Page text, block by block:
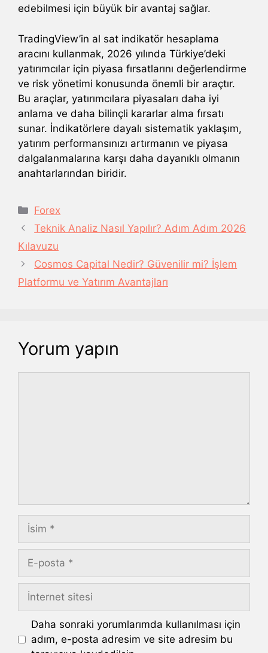
edebilmesi için büyük bir avantaj sağlar.
TradingView’in al sat indikatör hesaplama
aracını kullanmak, 2026 yılında Türkiye’deki
yatırımcılar için piyasa fırsatlarını değerlendirme
ve risk yönetimi konusunda önemli bir araçtır.
Bu araçlar, yatırımcılara piyasaları daha iyi
anlama ve daha bilinçli kararlar alma fırsatı
sunar. İndikatörlere dayalı sistematik yaklaşım,
yatırım performansınızı artırmanın ve piyasa
dalgalanmalarına karşı daha dayanıklı olmanın
anahtarlarından biridir.
Kategoriler
Forex
Teknik Analiz Nasıl Yapılır? Adım Adım 2026
Kılavuzu
Cosmos Capital Nedir? Güvenilir mi? İşlem
Platformu ve Yatırım Avantajları
Yorum yapın
İsim
posta
İnternet
sitesi
Daha sonraki yorumlarımda kullanılması için
adım, e-posta adresim ve site adresim bu